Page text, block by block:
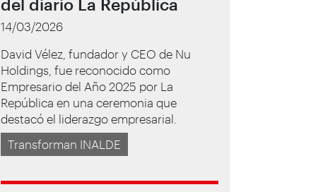
14/03/2026
David Vélez, fundador y CEO de Nu
Holdings, fue reconocido como
Empresario del Año 2025 por La
República en una ceremonia que
destacó el liderazgo empresarial.
Transforman INALDE